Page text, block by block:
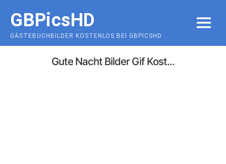
content
GBPicsHD
GÄSTEBUCHBILDER KOSTENLOS BEI GBPICSHD
MENU
Gute Nacht Bilder Gif Kost...